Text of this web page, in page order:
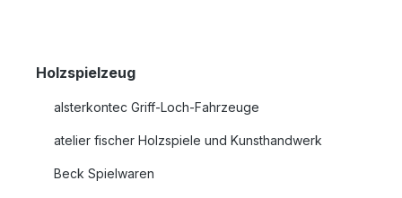
Holzspielzeug
alsterkontec Griff-Loch-Fahrzeuge
atelier fischer Holzspiele und Kunsthandwerk
Beck Spielwaren